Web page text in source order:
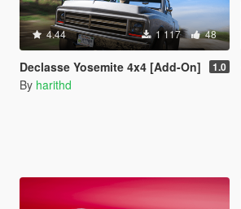
4.44 1 117 48
Declasse Yosemite 4x4 [Add-On] 1.0
By harithd